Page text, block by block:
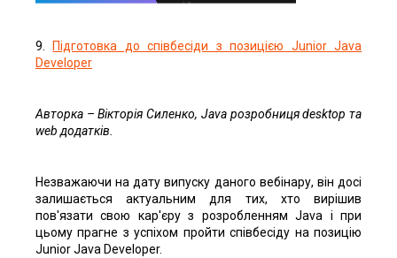
9. Підготовка до співбесіди з позицією Junior Java
Developer
Авторка – Вікторія Силенко, Java розробниця desktop та
web додатків.
Незважаючи на дату випуску даного вебінару, він досі
залишається актуальним для тих, хто вирішив
пов'язати свою кар'єру з розробленням Java і при
цьому прагне з успіхом пройти співбесіду на позицію
Junior Java Developer.